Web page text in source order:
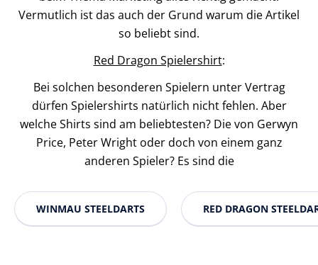
Vermutlich ist das auch der Grund warum die Artikel
so beliebt sind.
Red Dragon Spielershirt:
Bei solchen besonderen Spielern unter Vertrag
dürfen Spielershirts natürlich nicht fehlen. Aber
welche Shirts sind am beliebtesten? Die von Gerwyn
Price, Peter Wright oder doch von einem ganz
anderen Spieler? Es sind die
WINMAU STEELDARTS RED DRAGON